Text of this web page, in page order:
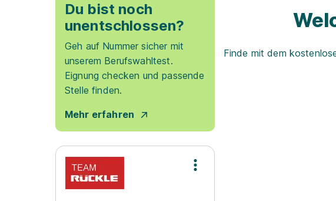
Du bist noch
unentschlossen?
Geh auf Nummer sicher mit
unserem Berufswahltest.
Eignung checken und passende
Stelle finden.
Mehr erfahren
Finde mit dem